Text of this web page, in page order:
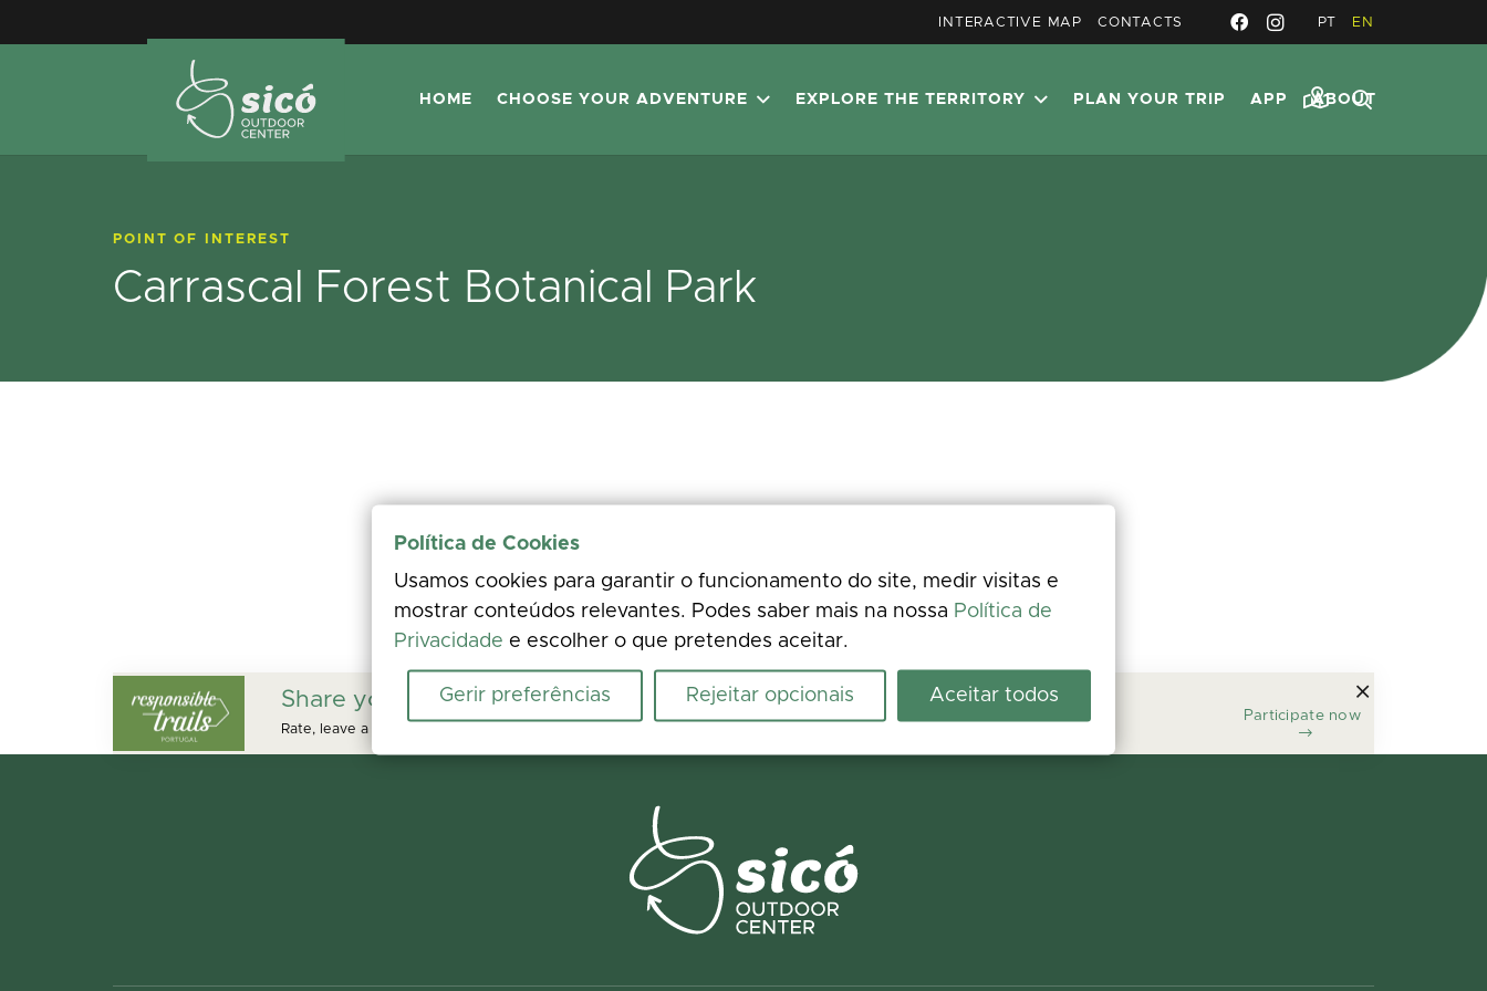
INTERACTIVE MAP CONTACTS PT EN
HOME CHOOSE YOUR ADVENTURE EXPLORE THE TERRITORY PLAN YOUR TRIP APP ABOUT
POINT OF INTEREST
Carrascal Forest Botanical Park
Share your experience
Rate, leave a comment, and add photos. Your feedback improves the information for everyone.
Participate now
Política de Cookies
Usamos cookies para garantir o funcionamento do site, medir visitas e
mostrar conteúdos relevantes. Podes saber mais na nossa Política de
Privacidade e escolher o que pretendes aceitar.
Gerir preferências Rejeitar opcionais Aceitar todos